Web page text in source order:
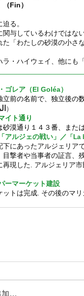
（Fin）
る。
関与しているわけではな
た「わたしの砂漠の小さ
ラ・ハイウェイ、他にも
ゴレア（El Goléa）
立前の名前で、独立後の
）
イト通り
砂漠通り１４３番、ま
アルジェの戦い」 ／ 「
下にあったアルジェリア
目撃者や当事者の証言、
再現した. アルジェリア
ーマーケット建設
ットは完成. その後のマ
加…